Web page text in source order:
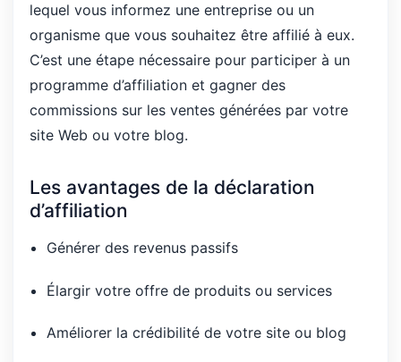
lequel vous informez une entreprise ou un
organisme que vous souhaitez être affilié à eux.
C’est une étape nécessaire pour participer à un
programme d’affiliation et gagner des
commissions sur les ventes générées par votre
site Web ou votre blog.
Les avantages de la déclaration
d’affiliation
Générer des revenus passifs
Élargir votre offre de produits ou services
Améliorer la crédibilité de votre site ou blog